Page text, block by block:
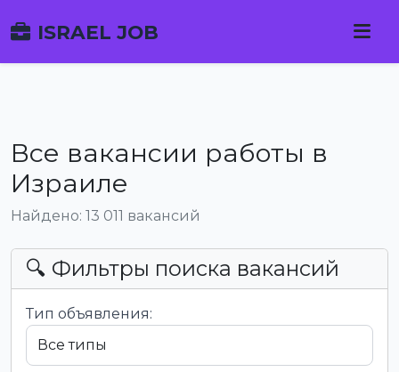
ISRAEL JOB
Все вакансии работы в
Израиле
Найдено: 13 011 вакансий
🔍 Фильтры поиска вакансий
Тип объявления: